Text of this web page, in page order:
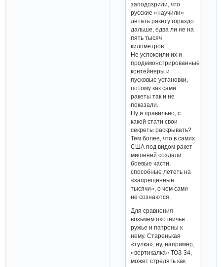
заподозрили, что
русские «научили»
летать ракету гораздо
дальше, едва ли не на
пять тысяч
километров.
Не успокоили их и
продемонстрированные
контейнеры и
пусковые установки,
потому как сами
ракеты так и не
показали.
Ну и правильно, с
какой стати свои
секреты раскрывать?
Тем более, что в самих
США под видом ракет-
мишеней создали
боевые части,
способные лететь на
«запрещенные
тысячи», о чем сами
не сознаются.
Для сравнения
возьмем охотничье
ружье и патроны к
нему. Старенькая
«тулка», ну, например,
«вертикалка» ТОЗ-34,
может стрелять как